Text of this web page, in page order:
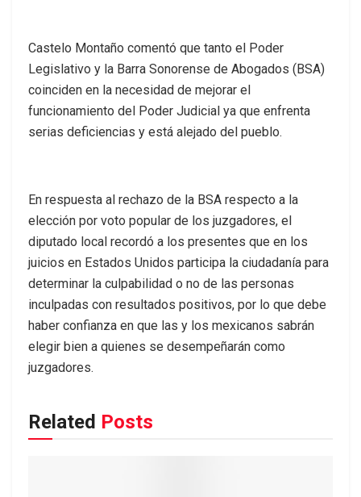
Castelo Montaño comentó que tanto el Poder
Legislativo y la Barra Sonorense de Abogados (BSA)
coinciden en la necesidad de mejorar el
funcionamiento del Poder Judicial ya que enfrenta
serias deficiencias y está alejado del pueblo.
En respuesta al rechazo de la BSA respecto a la
elección por voto popular de los juzgadores, el
diputado local recordó a los presentes que en los
juicios en Estados Unidos participa la ciudadanía para
determinar la culpabilidad o no de las personas
inculpadas con resultados positivos, por lo que debe
haber confianza en que las y los mexicanos sabrán
elegir bien a quienes se desempeñarán como
juzgadores.
Related Posts